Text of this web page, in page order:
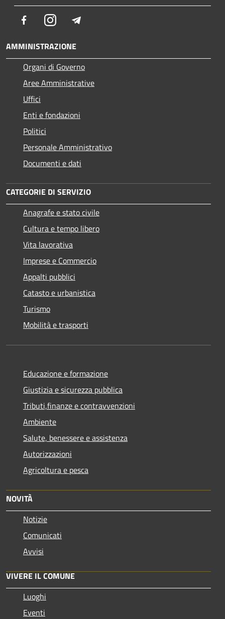
FacebookInstagram
AMMINISTRAZIONE
Organi di Governo
Aree Amministrative
Uffici
Enti e fondazioni
Politici
Personale Amministrativo
Documenti e dati
CATEGORIE DI SERVIZIO
Anagrafe e stato civile
Cultura e tempo libero
Vita lavorativa
Imprese e Commercio
Appalti pubblici
Catasto e urbanistica
Turismo
Mobilità e trasporti
Educazione e formazione
Giustizia e sicurezza pubblica
Tributi,finanze e contravvenzioni
Ambiente
Salute, benessere e assistenza
Autorizzazioni
Agricoltura e pesca
NOVITÀ
Notizie
Comunicati
Avvisi
VIVERE IL COMUNE
Luoghi
Eventi